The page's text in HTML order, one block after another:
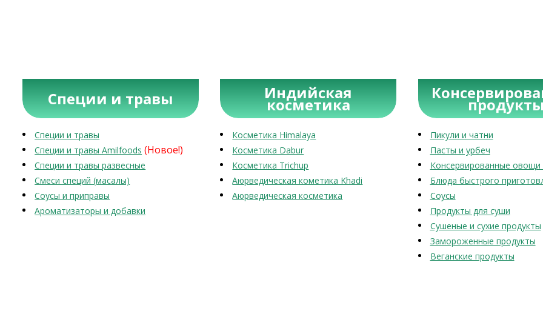
Специи и травы
Специи и травы
Специи и травы Amilfoods (Новое!)
Специи и травы развесные
Смеси специй (масалы)
Соусы и приправы
Ароматизаторы и добавки
Индийская
косметика
Косметика Himalaya
Косметика Dabur
Косметика Trichup
Аюрведическая кометика Khadi
Аюрведическая косметика
Пикули и чатни
Пасты и урбеч
Консервированные овощи
Блюда быстрого
Соусы
Продукты для суши
Сушеные и сухие продукты
Замороженные продукты
Веганские продукты